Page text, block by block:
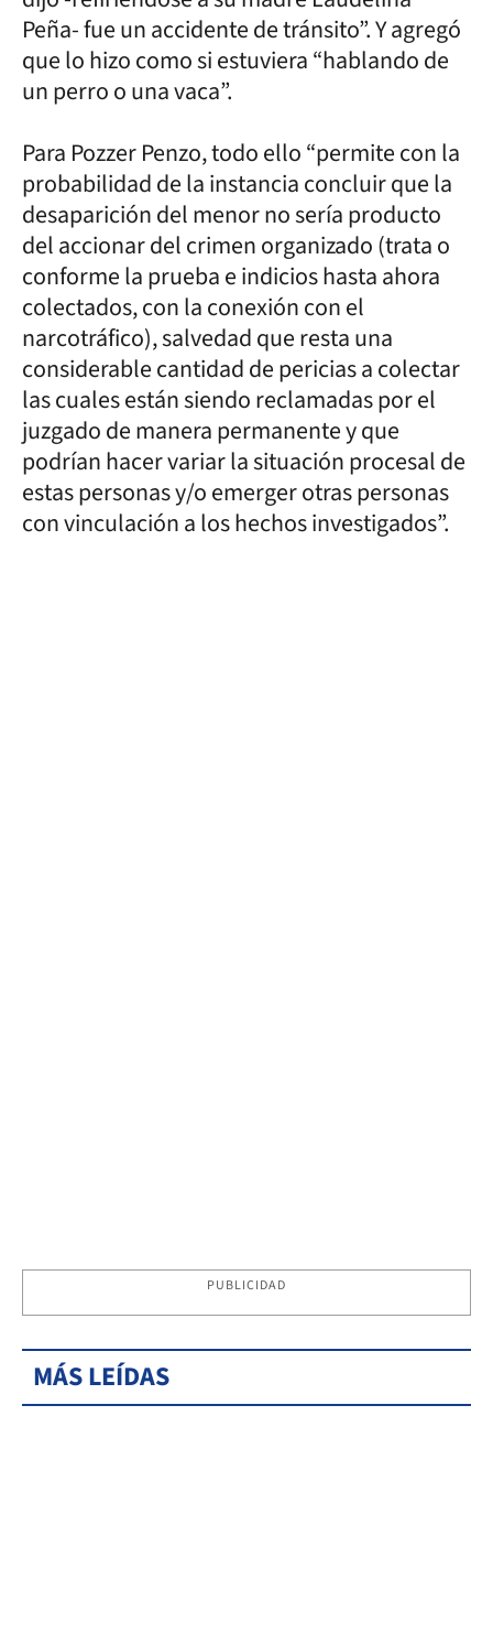
Peña- fue un accidente de tránsito”. Y agregó
que lo hizo como si estuviera “hablando de
un perro o una vaca”.
Para Pozzer Penzo, todo ello “permite con la
probabilidad de la instancia concluir que la
desaparición del menor no sería producto
del accionar del crimen organizado (trata o
conforme la prueba e indicios hasta ahora
colectados, con la conexión con el
narcotráfico), salvedad que resta una
considerable cantidad de pericias a colectar
las cuales están siendo reclamadas por el
juzgado de manera permanente y que
podrían hacer variar la situación procesal de
estas personas y/o emerger otras personas
con vinculación a los hechos investigados”.
PUBLICIDAD
MÁS LEÍDAS